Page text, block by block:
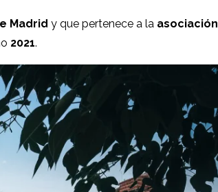
Madrid y que pertenece a la asociación
2021.